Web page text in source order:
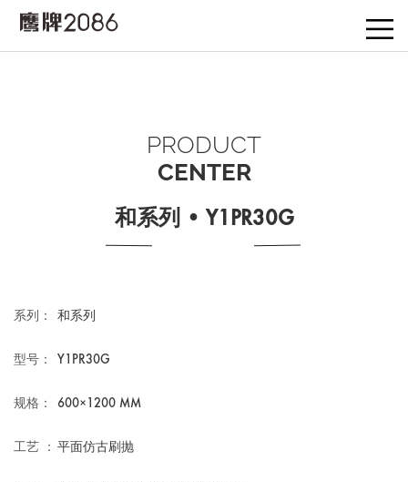
PRODUCT
CENTER
和系列 • Y1PR30G
系列： 和系列
型号： Y1PR30G
规格： 600×1200 MM
工艺 ： 平面仿古刷抛